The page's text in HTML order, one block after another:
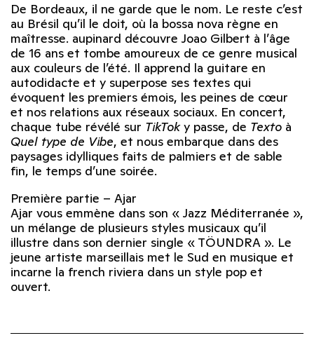
De Bordeaux, il ne garde que le nom. Le reste c’est
au Brésil qu’il le doit, où la bossa nova règne en
maîtresse. aupinard découvre Joao Gilbert à l’âge
de 16 ans et tombe amoureux de ce genre musical
aux couleurs de l’été. Il apprend la guitare en
autodidacte et y superpose ses textes qui
évoquent les premiers émois, les peines de cœur
et nos relations aux réseaux sociaux. En concert,
chaque tube révélé sur TikToky passe, de Texto à
Quel type de Vibe, et nous embarque dans des
paysages idylliques faits de palmiers et de sable
fin, le temps d’une soirée.
Première partie – Ajar
Ajar vous emmène dans son « Jazz Méditerranée »,
un mélange de plusieurs styles musicaux qu’il
illustre dans son dernier single « TÖUNDRA ». Le
jeune artiste marseillais met le Sud en musique et
incarne la french riviera dans un style pop et
ouvert.